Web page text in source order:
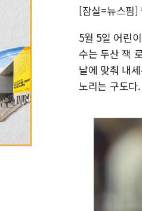
[잠실=뉴스핌]
5월 5일 어린
수는 두산 잭
날에 맞춰 내
노리는 구도다.